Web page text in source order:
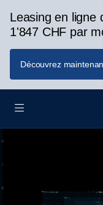
Leasing en ligne
1'847 CHF par
Découvrez